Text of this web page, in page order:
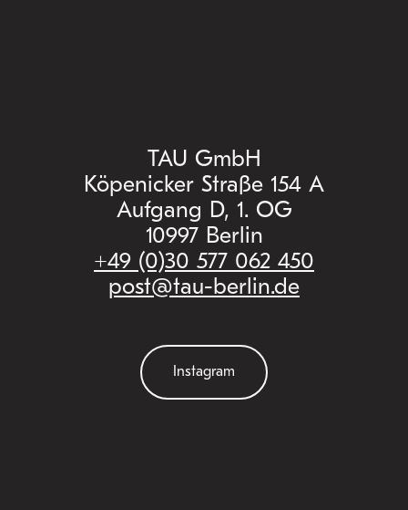
TAU GmbH
Köpenicker Straße 154 A
Aufgang D, 1. OG
10997 Berlin
+49 (0)30 577 062 450
post@tau-berlin.de
Instagram